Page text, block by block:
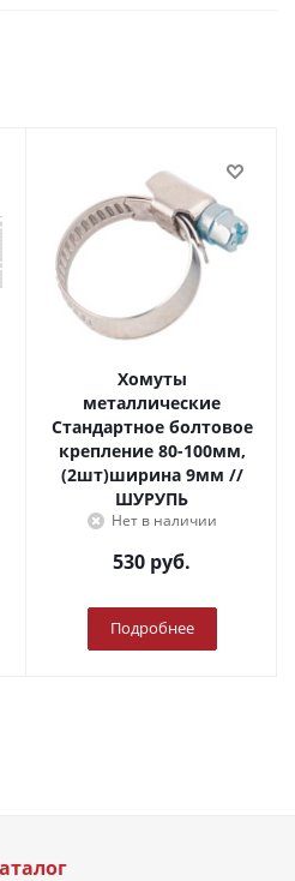
Хомуты
металлические
Стандартное болтовое
крепление 80-100мм,
(2шт)ширина 9мм //
ШУРУПЬ
Нет в наличии
530 руб.
Подробнее